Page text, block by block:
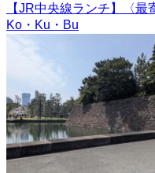
【JR中央線ランチ】〈
Ko・Ku・Bu